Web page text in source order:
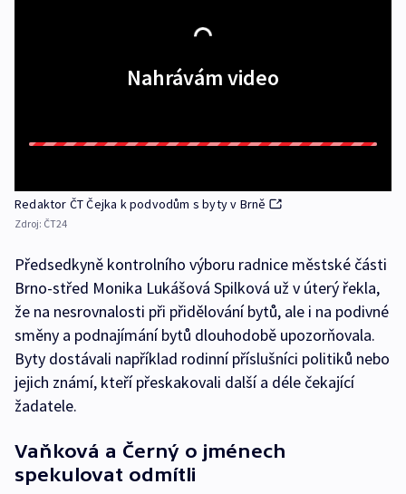
Nahrávám video
Redaktor ČT Čejka k podvodům s byty v Brně
Zdroj: ČT24
Předsedkyně kontrolního výboru radnice městské části
Brno-střed Monika Lukášová Spilková už v úterý řekla,
že na nesrovnalosti při přidělování bytů, ale i na podivné
směny a podnajímání bytů dlouhodobě upozorňovala.
Byty dostávali například rodinní příslušníci politiků nebo
jejich známí, kteří přeskakovali další a déle čekající
žadatele.
Vaňková a Černý o jménech
spekulovat odmítli